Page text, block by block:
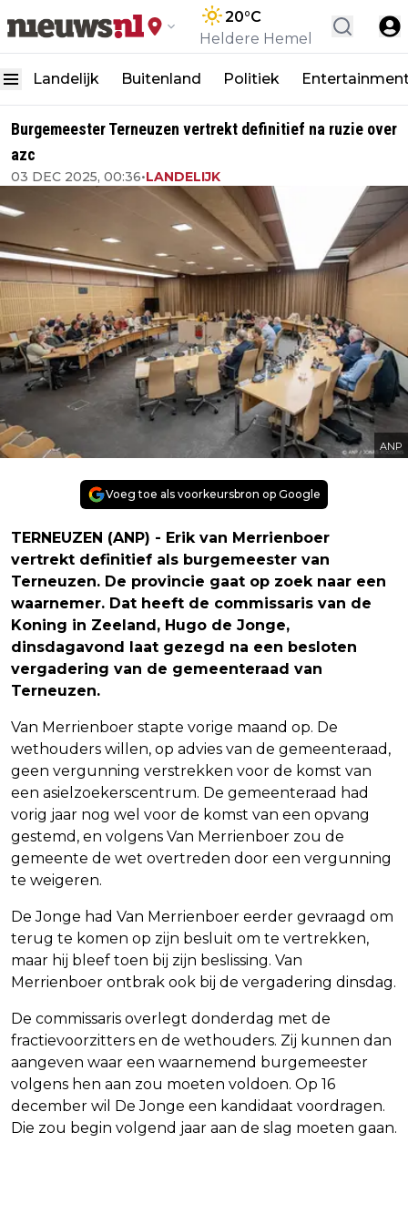
20°C
Heldere Hemel
Landelijk Buitenland Politiek
Burgemeester Terneuzen vertrekt definitief na ruzie over
azc
03 DEC 2025, 00:36•LANDELIJK
ANP
Voeg toe als voorkeursbron op Google
TERNEUZEN (ANP) - Erik van Merrienboer
vertrekt definitief als burgemeester van
Terneuzen. De provincie gaat op zoek naar een
waarnemer. Dat heeft de commissaris van de
Koning in Zeeland, Hugo de Jonge,
dinsdagavond laat gezegd na een besloten
vergadering van de gemeenteraad van
Terneuzen.
Van Merrienboer stapte vorige maand op. De
wethouders willen, op advies van de gemeenteraad,
geen vergunning verstrekken voor de komst van
een asielzoekerscentrum. De gemeenteraad had
vorig jaar nog wel voor de komst van een opvang
gestemd, en volgens Van Merrienboer zou de
gemeente de wet overtreden door een vergunning
te weigeren.
De Jonge had Van Merrienboer eerder gevraagd om
terug te komen op zijn besluit om te vertrekken,
maar hij bleef toen bij zijn beslissing. Van
Merrienboer ontbrak ook bij de vergadering dinsdag.
De commissaris overlegt donderdag met de
fractievoorzitters en de wethouders. Zij kunnen dan
aangeven waar een waarnemend burgemeester
volgens hen aan zou moeten voldoen. Op 16
december wil De Jonge een kandidaat voordragen.
Die zou begin volgend jaar aan de slag moeten gaan.